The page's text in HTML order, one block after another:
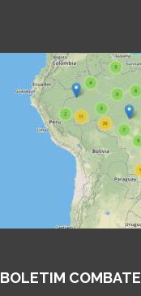
BOLETIM COMBATE